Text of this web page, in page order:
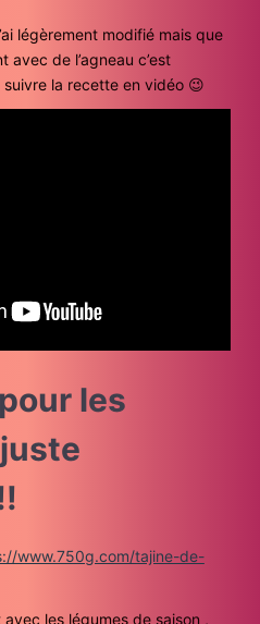
légèrement modifié mais que
de l’agneau c’est
suivre la recette en vidéo 😉
les
www.750g.com/tajine-de-
les légumes de saison ,